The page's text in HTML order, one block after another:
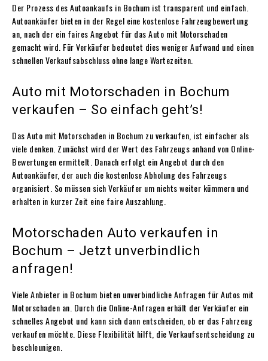
Der Prozess des Autoankaufs in Bochum ist transparent und einfach.
Autoankäufer bieten in der Regel eine kostenlose Fahrzeugbewertung
an, nach der ein faires Angebot für das Auto mit Motorschaden
gemacht wird. Für Verkäufer bedeutet dies weniger Aufwand und einen
schnellen Verkaufsabschluss ohne lange Wartezeiten.
Auto mit Motorschaden in Bochum
verkaufen – So einfach geht’s!
Das Auto mit Motorschaden in Bochum zu verkaufen, ist einfacher als
viele denken. Zunächst wird der Wert des Fahrzeugs anhand von Online-
Bewertungen ermittelt. Danach erfolgt ein Angebot durch den
Autoankäufer, der auch die kostenlose Abholung des Fahrzeugs
organisiert. So müssen sich Verkäufer um nichts weiter kümmern und
erhalten in kurzer Zeit eine faire Auszahlung.
Motorschaden Auto verkaufen in
Bochum – Jetzt unverbindlich
anfragen!
Viele Anbieter in Bochum bieten unverbindliche Anfragen für Autos mit
Motorschaden an. Durch die Online-Anfragen erhält der Verkäufer ein
schnelles Angebot und kann sich dann entscheiden, ob er das Fahrzeug
verkaufen möchte. Diese Flexibilität hilft, die Verkaufsentscheidung zu
beschleunigen.